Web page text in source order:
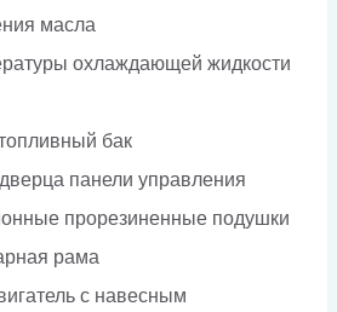
масла
охлаждающей жидкости
бак
панели управления
прорезиненные подушки
рама
с навесным